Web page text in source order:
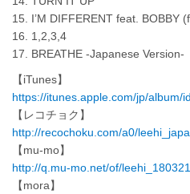
15. I’M DIFFERENT feat. BOBBY
16. 1,2,3,4
17. BREATHE -Japanese Version-
【iTunes】
https://itunes.apple.com/jp/album/
【レコチョク】
http://recochoku.com/a0/
【mu-mo】
http://q.mu-mo.net/of/
【mora】